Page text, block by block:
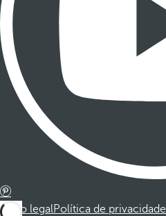
Aviso legalPolítica de privacidade